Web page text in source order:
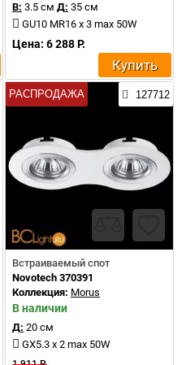
В: 3.5 см Д: 35 см
GU10 MR16 x 3 max 50W
Цена: 6 288 Р.
Купить
РАСПРОДАЖА 127712
Встраиваемый спот
Novotech 370391
Коллекция: Morus
В наличии
Д: 20 см
GX5.3 x 2 max 50W